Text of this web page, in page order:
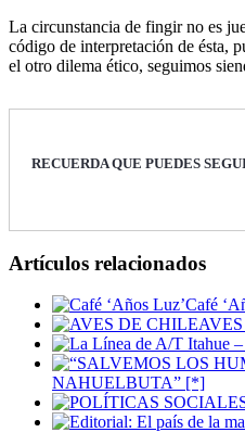
La circunstancia de fingir no es
código de interpretación de ésta,
el otro dilema ético, seguimos
RECUERDA QUE PUEDES
Artículos relacionados
Café
NAHUELBUTA” [*]